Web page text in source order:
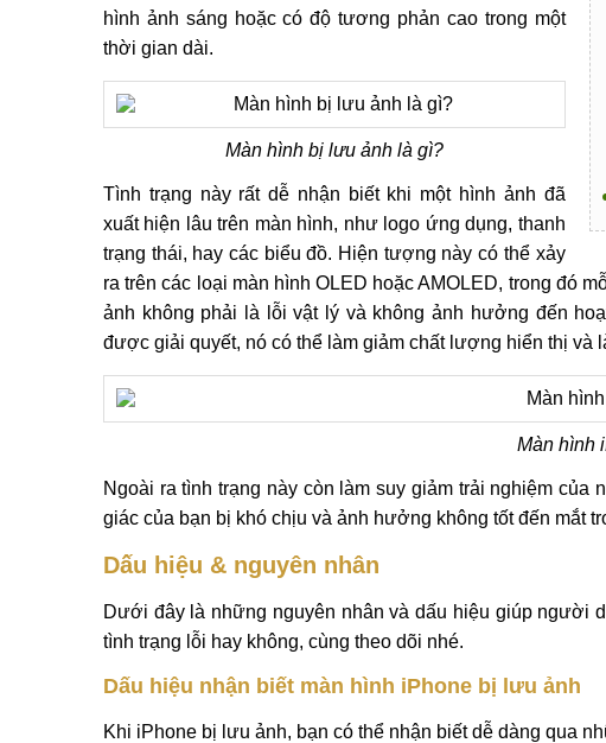
hình ảnh sáng hoặc có độ tương phản cao trong một
thời gian dài.
Màn hình bị lưu ảnh là gì?
Tình trạng này rất dễ nhận biết khi một hình ảnh đã
xuất hiện lâu trên màn hình, như logo ứng dụng, thanh
trạng thái, hay các biểu đồ. Hiện tượng này có thể xảy
ra trên các loại màn hình OLED hoặc AMOLED, trong đó
ảnh không phải là lỗi vật lý và không ảnh hưởng đến
được giải quyết, nó có thể làm giảm chất lượng hiển thị và
Màn hình
Ngoài ra tình trạng này còn làm suy giảm trải nghiệm
giác của bạn bị khó chịu và ảnh hưởng không tốt đến mắt
Dấu hiệu & nguyên nhân
Dưới đây là những nguyên nhân và dấu hiệu giúp người
tình trạng lỗi hay không, cùng theo dõi nhé.
Dấu hiệu nhận biết màn hình iPhone bị lưu ảnh
Khi iPhone bị lưu ảnh, bạn có thể nhận biết dễ dàng qua